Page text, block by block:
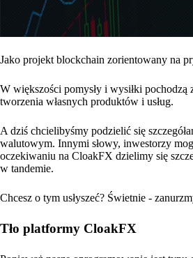
Jako projekt blockchain zorientowany na
W większości pomysły i wysiłki
tworzenia własnych produktów i usług.
A dziś chcielibyśmy podzielić się
walutowym. Innymi słowy, inwestorzy
oczekiwaniu na CloakFX dzielimy się
w tandemie.
Chcesz o tym usłyszeć? Świetnie -
Tło platformy CloakFX